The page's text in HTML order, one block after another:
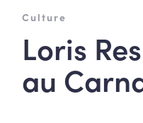
Culture
Loris
au